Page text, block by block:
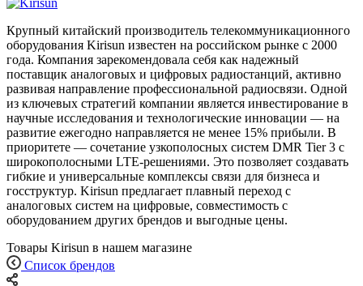
Крупный китайский производитель телекоммуникационного
оборудования Kirisun известен на российском рынке с 2000
года. Компания зарекомендовала себя как надежный
поставщик аналоговых и цифровых радиостанций, активно
развивая направление профессиональной радиосвязи. Одной
из ключевых стратегий компании является инвестирование в
научные исследования и технологические инновации — на
развитие ежегодно направляется не менее 15% прибыли. В
приоритете — сочетание узкополосных систем DMR Tier 3 с
широкополосными LTE-решениями. Это позволяет создавать
гибкие и универсальные комплексы связи для бизнеса и
госструктур. Kirisun предлагает плавный переход с
аналоговых систем на цифровые, совместимость с
оборудованием других брендов и выгодные цены.
Товары Kirisun в нашем магазине
Список брендов